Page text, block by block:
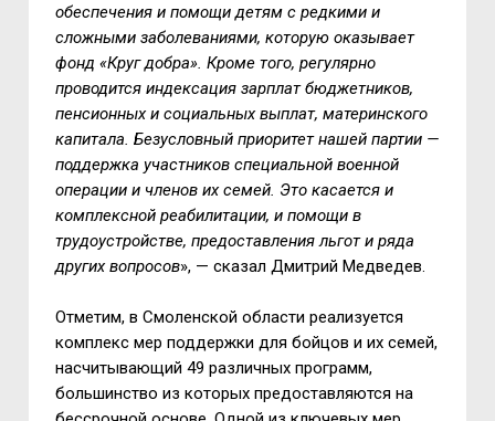
обеспечения и помощи детям с редкими и
сложными заболеваниями, которую оказывает
фонд «Круг добра». Кроме того, регулярно
проводится индексация зарплат бюджетников,
пенсионных и социальных выплат, материнского
капитала. Безусловный приоритет нашей партии —
поддержка участников специальной военной
операции и членов их семей. Это касается и
комплексной реабилитации, и помощи в
трудоустройстве, предоставления льгот и ряда
других вопросов», — сказал Дмитрий Медведев.
Отметим, в Смоленской области реализуется
комплекс мер поддержки для бойцов и их семей,
насчитывающий 49 различных программ,
большинство из которых предоставляются на